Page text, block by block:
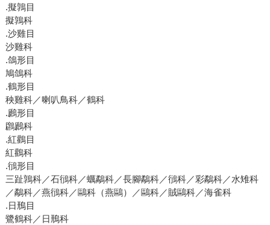
.擬鶉目
擬鶉科
.沙雞目
沙雞科
.鴿形目
鳩鴿科
.鶴形目
秧雞科／喇叭鳥科／鶴科
.鷉形目
鸊鷉科
.紅鸛目
紅鸛科
.鴴形目
三趾鶉科／石鴴科／蠣鷸科／長腳鷸科／鴴科／彩鷸科／水雉科
／鷸科／燕鴴科／鷗科（燕鷗）／鷗科／賊鷗科／海雀科
.日鳽目
鷺鶴科／日鳽科